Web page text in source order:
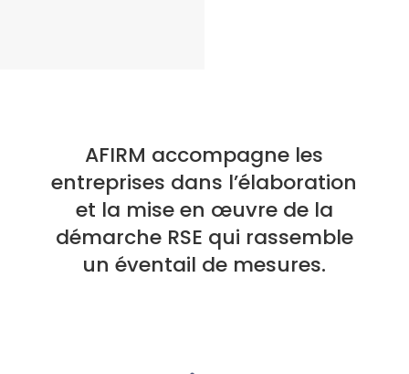
AFIRM accompagne les
entreprises dans l’élaboration
et la mise en œuvre de la
démarche RSE qui rassemble
un éventail de mesures.